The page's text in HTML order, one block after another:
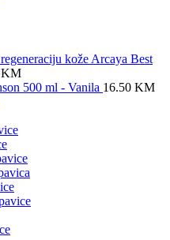
kože Arcaya Best
KM
500 ml - Vanila 16.50 KM